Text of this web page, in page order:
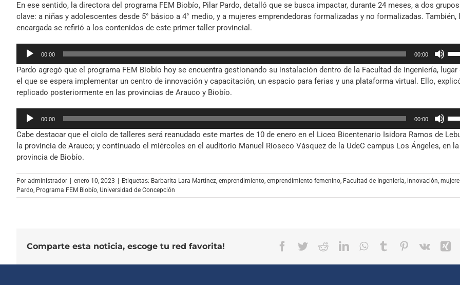
el
En ese sentido, la directora del programa FEM Biobío, Pilar Pardo, detalló que se busca impactar, durante 24 meses, a dos grupos
clave: a niñas y adolescentes desde 5° básico a 4° medio, y a mujeres emprendedoras formalizadas y no formalizadas. También,
encargada se refirió a los contenidos de este primer taller provincial.
Reproductor
audio
00:00 00:00
de
o
Pardo agregó que el programa FEM Biobío hoy se encuentra gestionando su instalación dentro de la Facultad de Ingeniería, lugar
el que se espera implementar un centro de innovación y capacitación, un espacio para ferias y una plataforma virtual. Ello,
replicado posteriormente en las provincias de Arauco y Biobío.
Reproductor
audio
00:00 00:00
de
Cabe destacar que el ciclo de talleres será reanudado este martes de 10 de enero en el Liceo Bicentenario Isidora Ramos de
la provincia de Arauco; y continuado el miércoles en el auditorio Manuel Rioseco Vásquez de la UdeC campus Los Ángeles, en la
provincia de Biobío.
Por administrador enero 10, 2023 Etiquetas: Barbarita Lara Martínez, emprendimiento, emprendimiento femenino, Facultad de Ingeniería, innovación,
Pardo, Programa FEM Biobío, Universidad de Concepción
Comparte esta noticia, escoge tu red favorita! Facebook
TwitterRedditLinkedInWhatsApp
TumblrPinterest
Vk